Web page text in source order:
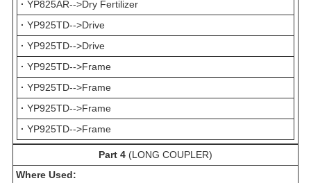
· YP825AR-->Dry Fertilizer
· YP925TD-->Drive
· YP925TD-->Drive
· YP925TD-->Frame
· YP925TD-->Frame
· YP925TD-->Frame
· YP925TD-->Frame
Part 4 (LONG COUPLER)
Where Used: